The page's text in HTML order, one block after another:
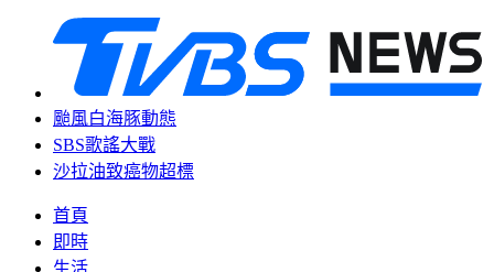
颱風白海豚動態
SBS歌謠大戰
沙拉油致癌物超標
首頁
即時